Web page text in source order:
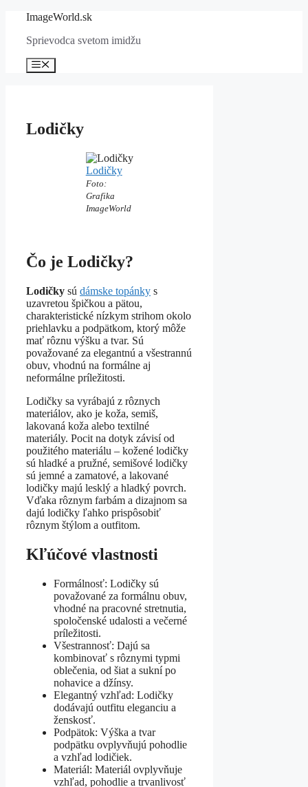
Preskočiť
obsah
ImageWorld.sk
Sprievodca svetom imidžu
Menu
Lodičky
Lodičky
Foto:
Grafika
ImageWorld
Čo je Lodičky?
Lodičky sú dámske topánky s
uzavretou špičkou a pätou,
charakteristické nízkym strihom okolo
priehlavku a podpätkom, ktorý môže
mať rôznu výšku a tvar. Sú
považované za elegantnú a všestrannú
obuv, vhodnú na formálne aj
neformálne príležitosti.
Lodičky sa vyrábajú z rôznych
materiálov, ako je koža, semiš,
lakovaná koža alebo textilné
materiály. Pocit na dotyk závisí od
použitého materiálu – kožené lodičky
sú hladké a pružné, semišové lodičky
sú jemné a zamatové, a lakované
lodičky majú lesklý a hladký povrch.
Vďaka rôznym farbám a dizajnom sa
dajú lodičky ľahko prispôsobiť
rôznym štýlom a outfitom.
Kľúčové vlastnosti
Formálnosť: Lodičky sú
považované za formálnu obuv,
vhodné na pracovné stretnutia,
spoločenské udalosti a večerné
príležitosti.
Všestrannosť: Dajú sa
kombinovať s rôznymi typmi
oblečenia, od šiat a sukní po
nohavice a džínsy.
Elegantný vzhľad: Lodičky
dodávajú outfitu eleganciu a
ženskosť.
Podpätok: Výška a tvar
podpätku ovplyvňujú pohodlie
a vzhľad lodičiek.
Materiál: Materiál ovplyvňuje
vzhľad, pohodlie a trvanlivosť